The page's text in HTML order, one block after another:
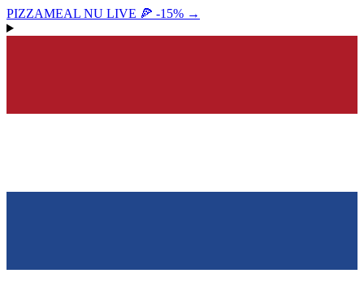
PIZZAMEAL NU LIVE 🍕 -15% →